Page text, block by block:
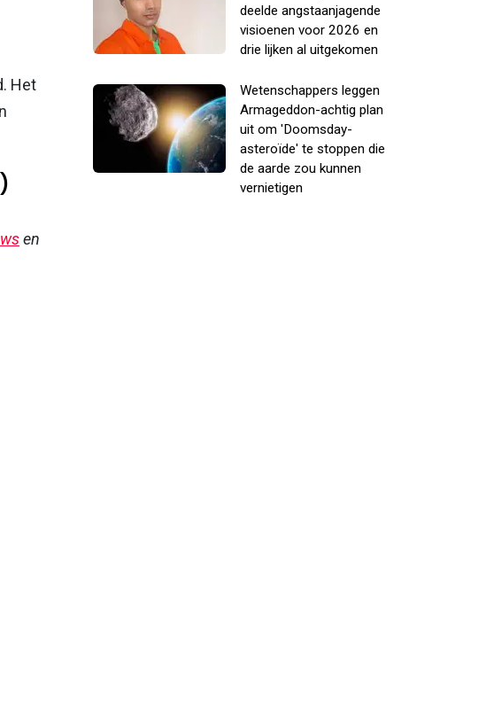
Het
en
deelde angstaanjagende
visioenen voor 2026 en
drie lijken al uitgekomen
Wetenschappers leggen
Armageddon-achtig plan
uit om 'Doomsday-
asteroïde' te stoppen die
de aarde zou kunnen
vernietigen